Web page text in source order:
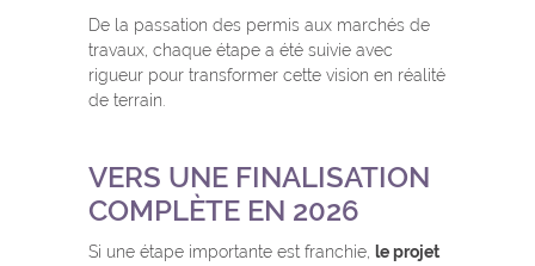
De la passation des permis aux marchés de
travaux, chaque étape a été suivie avec
rigueur pour transformer cette vision en réalité
de terrain.
VERS UNE FINALISATION
COMPLÈTE EN 2026
Si une étape importante est franchie, le projet